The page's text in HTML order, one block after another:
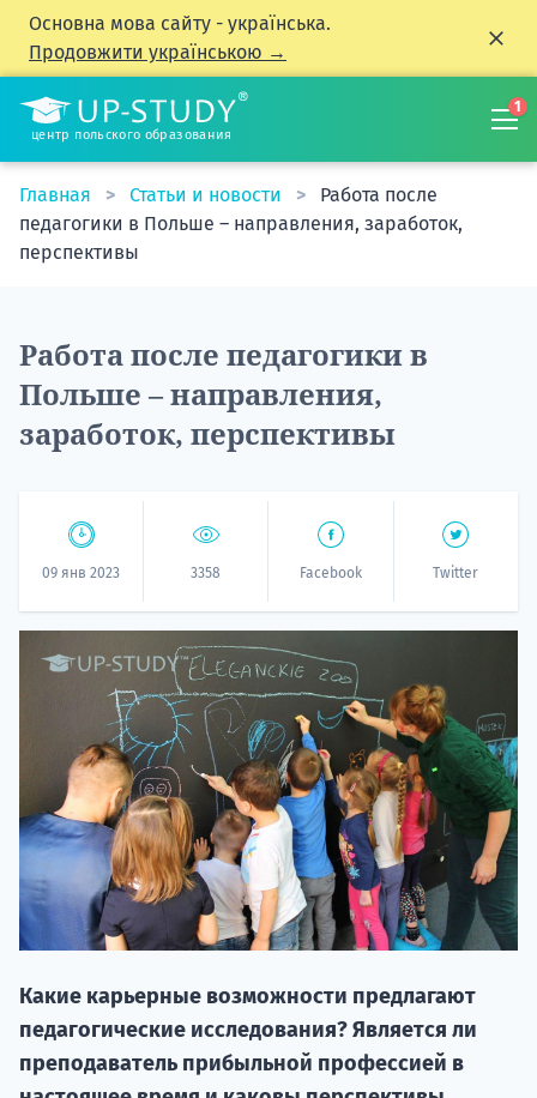
Основна мова сайту - українська.
Продовжити українською →
центр польского образования
1
Главная Статьи и новости
Работа после
педагогики в Польше – направления, заработок,
перспективы
Работа после педагогики в
Польше – направления,
заработок, перспективы
09 янв 2023 3358 Facebook Twitter
Какие карьерные возможности предлагают
педагогические исследования? Является ли
преподаватель прибыльной профессией в
НАБОР